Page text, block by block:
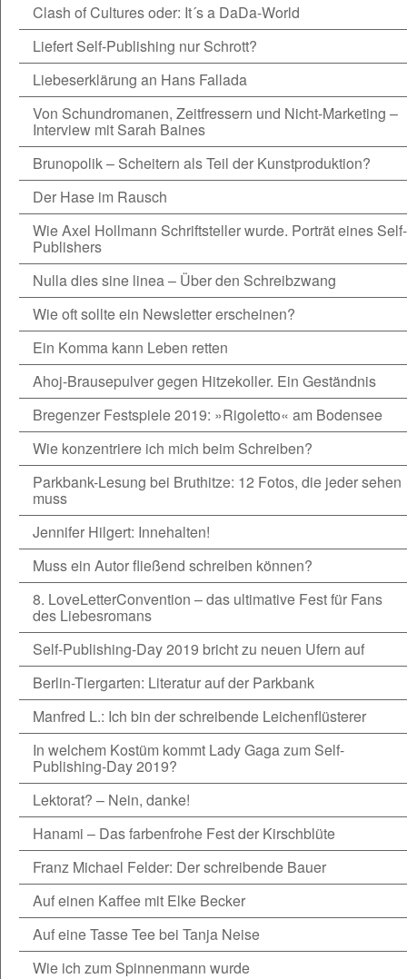
Clash of Cultures oder: It´s a DaDa-World
Liefert Self-Publishing nur Schrott?
Liebeserklärung an Hans Fallada
Von Schundromanen, Zeitfressern und Nicht-Marketing –
Interview mit Sarah Baines
Brunopolik – Scheitern als Teil der Kunstproduktion?
Der Hase im Rausch
Wie Axel Hollmann Schriftsteller wurde. Porträt eines Self-
Publishers
Nulla dies sine linea – Über den Schreibzwang
Wie oft sollte ein Newsletter erscheinen?
Ein Komma kann Leben retten
Ahoj-Brausepulver gegen Hitzekoller. Ein Geständnis
Bregenzer Festspiele 2019: »Rigoletto« am Bodensee
Wie konzentriere ich mich beim Schreiben?
Parkbank-Lesung bei Bruthitze: 12 Fotos, die jeder sehen
muss
Jennifer Hilgert: Innehalten!
Muss ein Autor fließend schreiben können?
8. LoveLetterConvention – das ultimative Fest für Fans
des Liebesromans
Self-Publishing-Day 2019 bricht zu neuen Ufern auf
Berlin-Tiergarten: Literatur auf der Parkbank
Manfred L.: Ich bin der schreibende Leichenflüsterer
In welchem Kostüm kommt Lady Gaga zum Self-
Publishing-Day 2019?
Lektorat? – Nein, danke!
Hanami – Das farbenfrohe Fest der Kirschblüte
Franz Michael Felder: Der schreibende Bauer
Auf einen Kaffee mit Elke Becker
Auf eine Tasse Tee bei Tanja Neise
Wie ich zum Spinnenmann wurde